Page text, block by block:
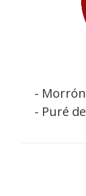
-
- Puré